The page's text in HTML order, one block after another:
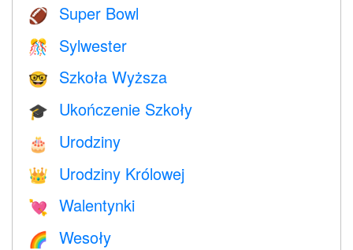
🏈 Super Bowl
🎊 Sylwester
🤓 Szkoła Wyższa
🎓 Ukończenie Szkoły
🎂 Urodziny
👑 Urodziny Królowej
💘 Walentynki
🌈 Wesoły